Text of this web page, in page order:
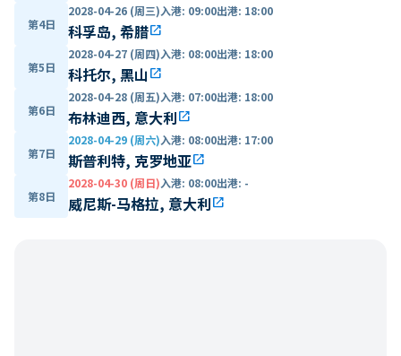
第4日
2028-04-26 (周三)入港: 09:00出港: 18:00
科孚岛, 希腊open_in_new
第5日
2028-04-27 (周四)入港: 08:00出港: 18:00
科托尔, 黑山 open_in_new
第6日
2028-04-28 (周五)入港: 07:00出港: 18:00
布林迪西, 意大利open_in_new
第7日
2028-04-29 (周六)入港: 08:00出港: 17:00
斯普利特, 克罗地亚open_in_new
第8日
2028-04-30 (周日)入港: 08:00出港: -
威尼斯-马格拉, 意大利open_in_new